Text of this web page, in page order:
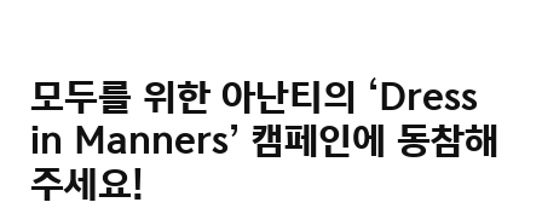
모두를 위한 아난티의 ‘Dress
in Manners’ 캠페인에 동참해
주세요!